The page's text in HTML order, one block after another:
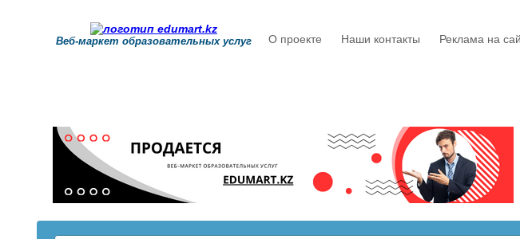
Веб-маркет образовательных услуг О проекте Наши контакты Реклама на